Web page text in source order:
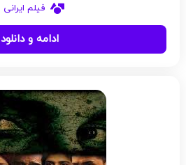
فیلم ایرانی
ادامه و دانلود